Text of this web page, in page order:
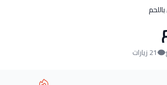
21 زيارات